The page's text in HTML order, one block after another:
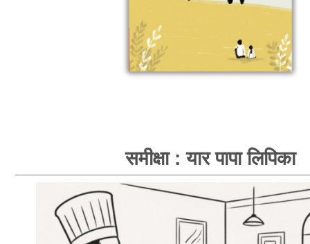
समीक्षा : यार पापा लिपिका